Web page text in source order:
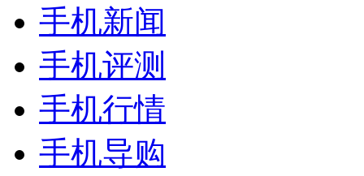
手机新闻
手机评测
手机行情
手机导购